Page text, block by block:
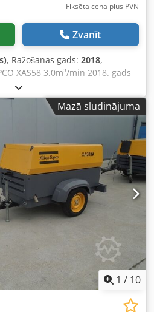
shēmu Jaudas patēriņš:
6 bāri Spiediena
temperatūra: +10 °C līdz +40
−20 °C līdz +60 °C Gaisa
kondensāta) Elektriskā skapja
iekārtas aizsardzības klase:
slīpums: maks. 0,5 % Brīva telpa
priekšā elektriskajam skapim:
Augstums: 2050 mm x Dziļums:
cm / platums 209 cm /
SNDE121197 ZES
cm / platums 190 cm /
(iekārta) + 100 kg Scheugenpflug
Fiksēta cena plus PVN
Zvanīt
, Ražošanas gads: 2018,
XAS58 3,0m³/min 2018. gads
XAS 58, pēc servisa.
m³/min; - Darba spiediens: 7
2018; Dedpfx Astyk Svjdwock -
681 stundas! Kompresors
(bez PVN): 39 500 PLN Cena (ar
saite uz video, kurā
Mazā sludinājuma
1 / 10